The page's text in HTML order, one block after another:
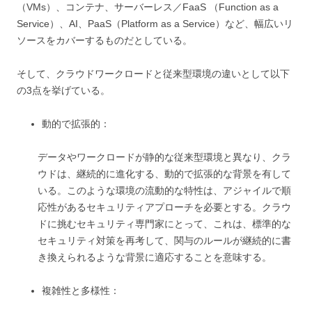
（VMs）、コンテナ、サーバーレス／FaaS （Function as a
Service）、AI、PaaS（Platform as a Service）など、幅広いリ
ソースをカバーするものだとしている。
そして、クラウドワークロードと従来型環境の違いとして以下
の3点を挙げている。
動的で拡張的：
データやワークロードが静的な従来型環境と異なり、クラ
ウドは、継続的に進化する、動的で拡張的な背景を有して
いる。このような環境の流動的な特性は、アジャイルで順
応性があるセキュリティアプローチを必要とする。クラウ
ドに挑むセキュリティ専門家にとって、これは、標準的な
セキュリティ対策を再考して、関与のルールが継続的に書
き換えられるような背景に適応することを意味する。
複雑性と多様性：